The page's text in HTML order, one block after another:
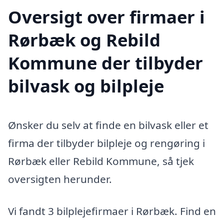
Oversigt over firmaer i
Rørbæk og Rebild
Kommune der tilbyder
bilvask og bilpleje
Ønsker du selv at finde en bilvask eller et
firma der tilbyder bilpleje og rengøring i
Rørbæk eller Rebild Kommune, så tjek
oversigten herunder.
Vi fandt 3 bilplejefirmaer i Rørbæk. Find en